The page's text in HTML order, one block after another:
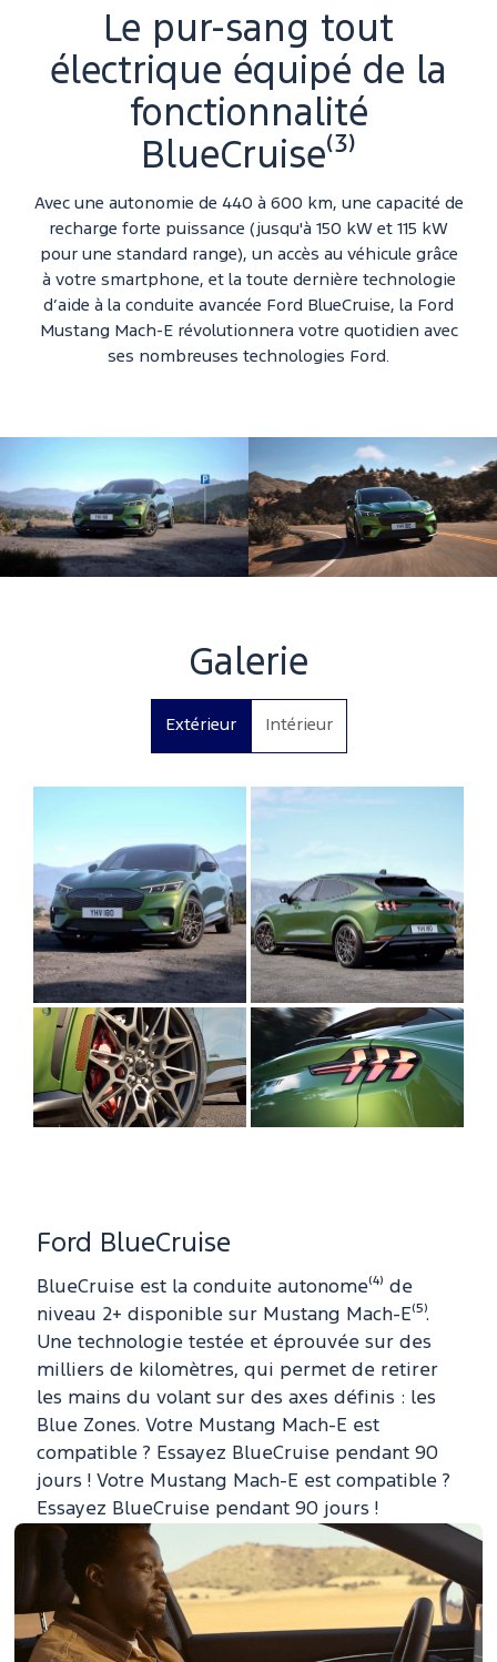
Le pur-sang tout
électrique équipé de la
fonctionnalité
BlueCruise⁽³⁾
Avec une autonomie de 440 à 600 km, une capacité de
recharge forte puissance (jusqu'à 150 kW et 115 kW
pour une standard range), un accès au véhicule grâce
à votre smartphone, et la toute dernière technologie
d’aide à la conduite avancée Ford BlueCruise, la Ford
Mustang Mach-E révolutionnera votre quotidien avec
ses nombreuses technologies Ford.
Galerie
Extérieur Intérieur
Ford BlueCruise
BlueCruise est la conduite autonome⁽⁴⁾ de
niveau 2+ disponible sur Mustang Mach-E⁽⁵⁾.
Une technologie testée et éprouvée sur des
milliers de kilomètres, qui permet de retirer
les mains du volant sur des axes définis : les
Blue Zones. Votre Mustang Mach-E est
compatible ? Essayez BlueCruise pendant 90
jours ! Votre Mustang Mach-E est compatible ?
Essayez BlueCruise pendant 90 jours !